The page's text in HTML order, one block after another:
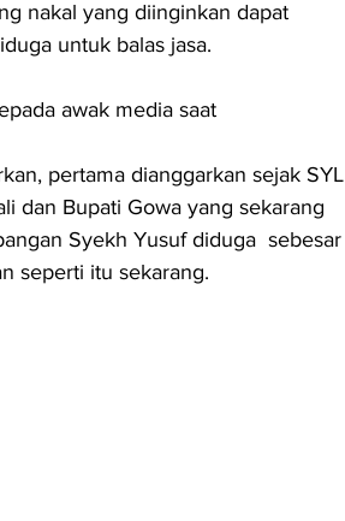
nakal yang diinginkan dapat
untuk balas jasa.
awak media saat
pertama dianggarkan sejak SYL
dan Bupati Gowa yang sekarang
Syekh Yusuf diduga  sebesar
seperti itu sekarang.